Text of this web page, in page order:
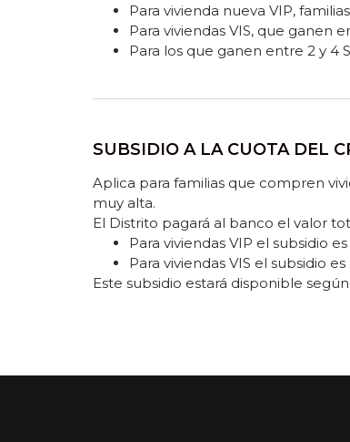
Para vivienda nueva VIP,
Para viviendas VIS, que ganen
Para los que ganen entre 2 y 4
SUBSIDIO A LA CUOTA DEL
Aplica para familias que compren
muy alta.
El Distrito pagará al banco el valor
Para viviendas VIP el subsidio
Para viviendas VIS el subsidio
Este subsidio estará disponible